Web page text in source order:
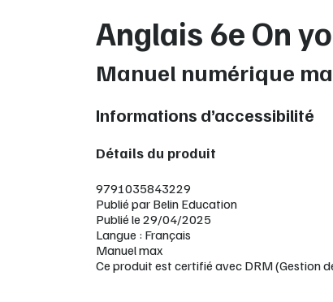
Anglais 6e On
Manuel numérique
Informations d’accessibilité
Détails du produit
9791035843229
Publié par Belin Education
Publié le 29/04/2025
Langue : Français
Manuel max
Ce produit est certifié avec DRM (Gestion